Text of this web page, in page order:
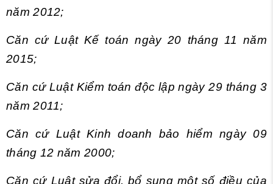
năm 2012;
Căn cứ Luật Kế toán ngày 20 tháng 11 năm
2015;
Căn cứ Luật Kiểm toán độc lập ngày 29 tháng 3
năm 2011;
Căn cứ Luật Kinh doanh bảo hiểm ngày 09
tháng 12 năm 2000;
Căn cứ Luật sửa đổi, bổ sung một số điều của